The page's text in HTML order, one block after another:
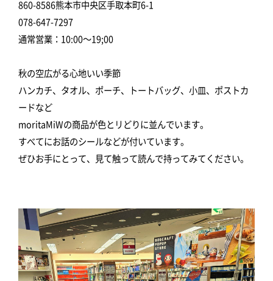
860-8586熊本市中央区手取本町6-1
078-647-7297
通常営業：10:00～19;00
秋の空広がる心地いい季節
ハンカチ、タオル、ポーチ、トートバッグ、小皿、ポストカ
ードなど
moritaMiWの商品が色とリどりに並んでいます。
すべてにお話のシールなどが付いています。
ぜひお手にとって、見て触って読んで持ってみてください。